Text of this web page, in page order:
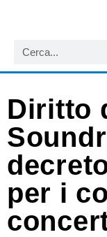
Diritto
per i